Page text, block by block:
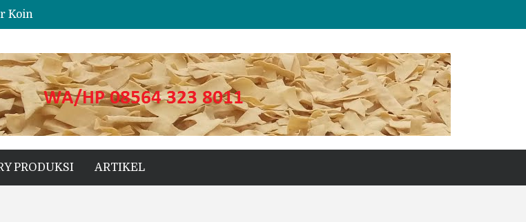
Koin
Kecil hingga Besar
PRODUKSI ARTIKEL